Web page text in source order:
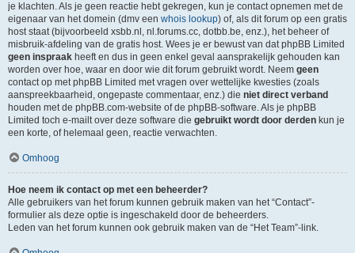
je klachten. Als je geen reactie hebt gekregen, kun je contact opnemen met de
eigenaar van het domein (dmv een whois lookup) of, als dit forum op een gratis
host staat (bijvoorbeeld xsbb.nl, nl.forums.cc, dotbb.be, enz.), het beheer of
misbruik-afdeling van de gratis host. Wees je er bewust van dat phpBB Limited
geen inspraak heeft en dus in geen enkel geval aansprakelijk gehouden kan
worden over hoe, waar en door wie dit forum gebruikt wordt. Neem geen
contact op met phpBB Limited met vragen over wettelijke kwesties (zoals
aanspreekbaarheid, ongepaste commentaar, enz.) die niet direct verband
houden met de phpBB.com-website of de phpBB-software. Als je phpBB
Limited toch e-mailt over deze software die gebruikt wordt door derden kun je
een korte, of helemaal geen, reactie verwachten.
Omhoog
Hoe neem ik contact op met een beheerder?
Alle gebruikers van het forum kunnen gebruik maken van het “Contact”-
formulier als deze optie is ingeschakeld door de beheerders.
Leden van het forum kunnen ook gebruik maken van de “Het Team”-link.